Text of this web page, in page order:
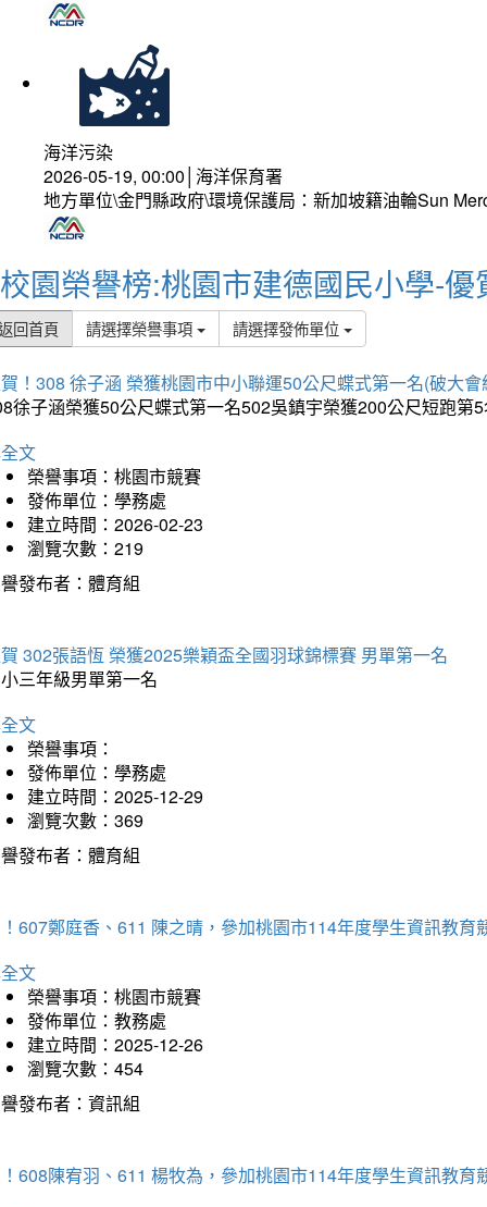
海洋污染
2026-05-19, 00:00│海洋保育署
地方單位\金門縣政府\環境保護局：新加坡籍油輪Sun
校園榮譽榜:桃園市建德國民小學-優
回首頁 請選擇榮譽事項 請選擇發佈單位
！308 徐子涵 榮獲桃園市中小聯運50公尺蝶式第一名(破大會
徐子涵榮獲50公尺蝶式第一名502吳鎮宇榮獲200公尺短跑
文
榮譽事項：桃園市競賽
發佈單位：學務處
建立時間：2026-02-23
瀏覽次數：219
發布者：體育組
302張語恆 榮獲2025樂穎盃全國羽球錦標賽 男單第一名
三年級男單第一名
文
榮譽事項：
發佈單位：學務處
建立時間：2025-12-29
瀏覽次數：369
發布者：體育組
607鄭庭香、611 陳之晴，參加桃園市114年度學生資訊教育
文
榮譽事項：桃園市競賽
發佈單位：教務處
建立時間：2025-12-26
瀏覽次數：454
發布者：資訊組
608陳宥羽、611 楊牧為，參加桃園市114年度學生資訊教育